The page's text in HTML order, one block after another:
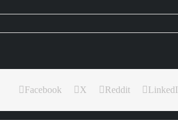
Facebook X Reddit